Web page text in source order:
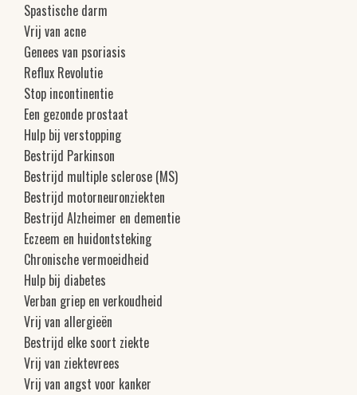
Spastische darm
Vrij van acne
Genees van psoriasis
Reflux Revolutie
Stop incontinentie
Een gezonde prostaat
Hulp bij verstopping
Bestrijd Parkinson
Bestrijd multiple sclerose (MS)
Bestrijd motorneuronziekten
Bestrijd Alzheimer en dementie
Eczeem en huidontsteking
Chronische vermoeidheid
Hulp bij diabetes
Verban griep en verkoudheid
Vrij van allergieën
Bestrijd elke soort ziekte
Vrij van ziektevrees
Vrij van angst voor kanker